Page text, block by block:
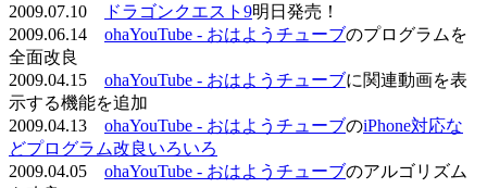
2009.07.10
ドラゴンクエスト9明日発売！
2009.06.14 ohaYouTube - おはようチューブのプログラムを
全面改良
2009.04.15 ohaYouTube - おはようチューブに関連動画を表
示する機能を追加
2009.04.13 ohaYouTube - おはようチューブのiPhone対応な
どプログラム改良いろいろ
2009.04.05 ohaYouTube - おはようチューブのアルゴリズム